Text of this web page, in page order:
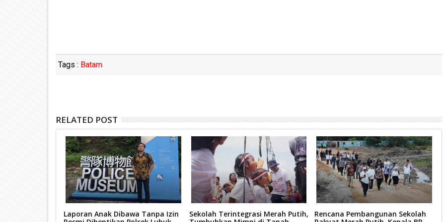
Tags : Batam
RELATED POST
Laporan Anak Dibawa Tanpa Izin
Sekolah Terintegrasi Merah Putih,
Rencana Pembangunan Sekolah